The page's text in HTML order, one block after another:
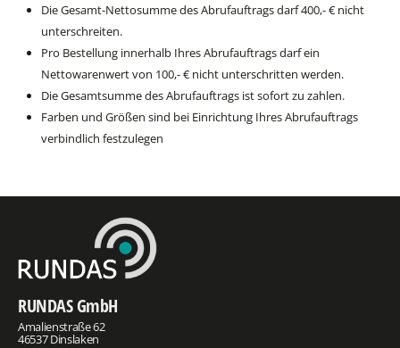
Die Gesamt-Nettosumme des Abrufauftrags darf 400,- € nicht
unterschreiten.
Pro Bestellung innerhalb Ihres Abrufauftrags darf ein
Nettowarenwert von 100,- € nicht unterschritten werden.
Die Gesamtsumme des Abrufauftrags ist sofort zu zahlen.
Farben und Größen sind bei Einrichtung Ihres Abrufauftrags
verbindlich festzulegen
RUNDAS GmbH
Amalienstraße 62
46537 Dinslaken